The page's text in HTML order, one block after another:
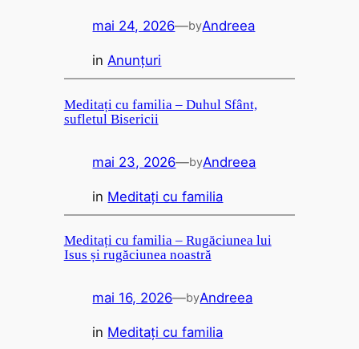
mai 24, 2026—byAndreea
inAnunțuri
Meditați cu familia – Duhul Sfânt,
sufletul Bisericii
mai 23, 2026—byAndreea
in Meditați cu familia
Meditați cu familia – Rugăciunea lui
Isus și rugăciunea noastră
mai 16, 2026—byAndreea
in Meditați cu familia